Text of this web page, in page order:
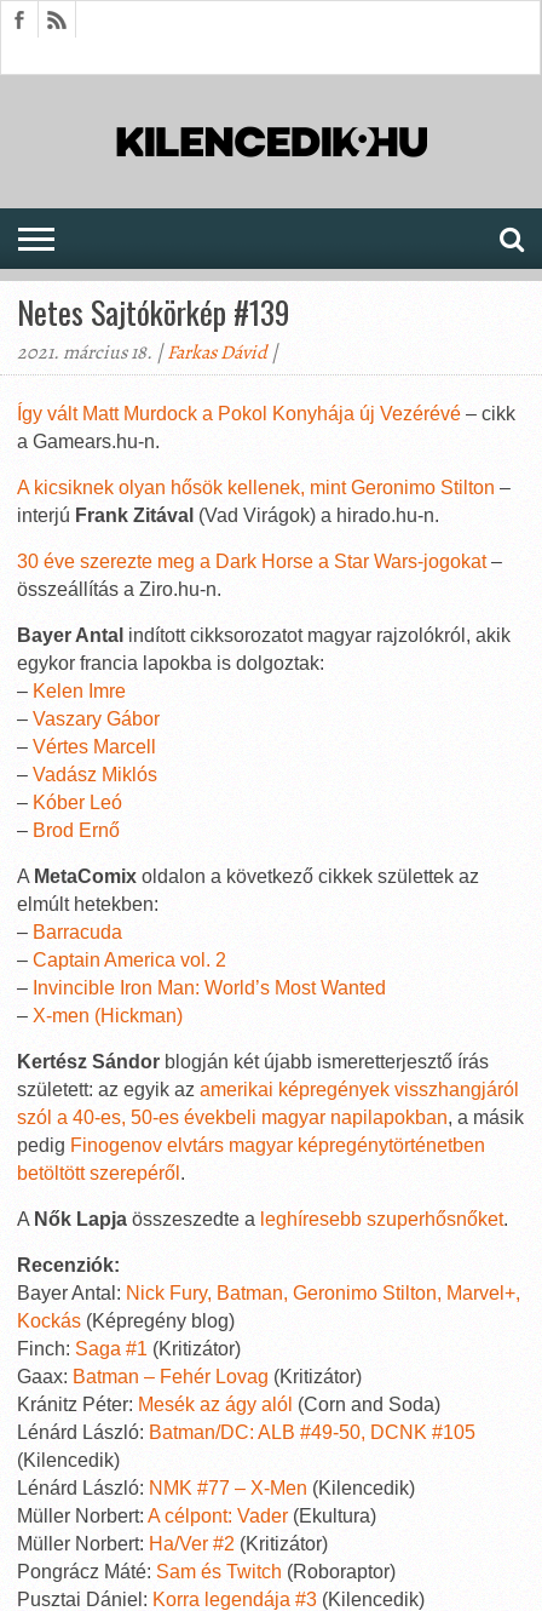
Netes Sajtókörkép #139
2021. március 18. |Farkas Dávid|
Így vált Matt Murdock a Pokol Konyhája új Vezérévé – cikk
a Gamears.hu-n.
A kicsiknek olyan hősök kellenek, mint Geronimo Stilton –
interjú Frank Zitával (Vad Virágok) a hirado.hu-n.
30 éve szerezte meg a Dark Horse a Star Wars-jogokat–
összeállítás a Ziro.hu-n.
Bayer Antal indított cikksorozatot magyar rajzolókról, akik
egykor francia lapokba is dolgoztak:
– Kelen Imre
– Vaszary Gábor
– Vértes Marcell
– Vadász Miklós
– Kóber Leó
– Brod Ernő
A MetaComix oldalon a következő cikkek születtek az
elmúlt hetekben:
– Barracuda
– Captain America vol. 2
– Invincible Iron Man: World’s Most Wanted
– X-men (Hickman)
Kertész Sándor blogján két újabb ismeretterjesztő írás
született: az egyik az amerikai képregények visszhangjáról
szól a 40-es, 50-es évekbeli magyar napilapokban, a másik
pedig Finogenov elvtárs magyar képregénytörténetben
betöltött szerepéről .
A Nők Lapja összeszedte a leghíresebb szuperhősnőket.
Recenziók:
Bayer Antal: Nick Fury, Batman, Geronimo Stilton, Marvel+,
Kockás (Képregény blog)
Finch: Saga #1 (Kritizátor)
Gaax: Batman – Fehér Lovag (Kritizátor)
Kránitz Péter: Mesék az ágy alól (Corn and Soda)
Lénárd László: Batman/DC: ALB #49-50, DCNK #105
(Kilencedik)
Lénárd László: NMK #77 – X-Men (Kilencedik)
Müller Norbert: A célpont: Vader (Ekultura)
Müller Norbert: Ha/Ver #2 (Kritizátor)
Pongrácz Máté: Sam és Twitch (Roboraptor)
Pusztai Dániel: Korra legendája #3 (Kilencedik)